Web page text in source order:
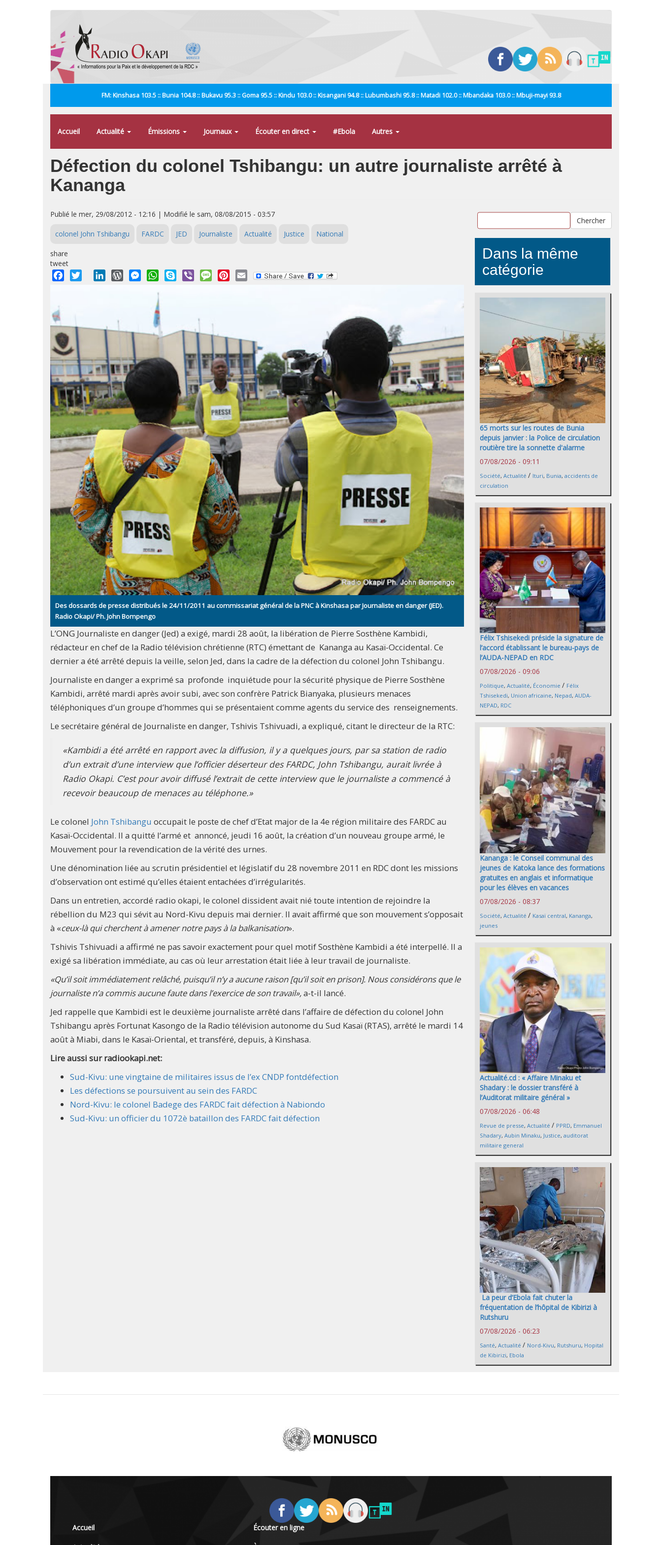
FM: Kinshasa 103.5 :: Bunia 104.8 :: Bukavu 95.3 :: Goma 95.5 :: Kindu 103.0 :: Kisangani 94.8 :: Lubumbashi 95.8 :: Matadi 102.0 :: Mbandaka 103.0 :: Mbuji-mayi 93.8
Accueil Actualité Émissions Journaux Écouter en direct #Ebola Autres
Défection du colonel Tshibangu: un autre journaliste arrêté à
Kananga
Publié le mer, 29/08/2012 - 12:16 | Modifié le sam, 08/08/2015 - 03:57
colonel John Tshibangu FARDC JED Journaliste Actualité Justice National
share
tweet
Facebook
Twitter LinkedInWordPressMessengerWhatsApp
Skype Viber MessagePinterest
Email
Des dossards de presse distribués le 24/11/2011 au commissariat général de la PNC à Kinshasa par Journaliste en danger (JED).
Radio Okapi/ Ph. John Bompengo
L’ONG Journaliste en danger (Jed) a exigé, mardi 28 août, la libération de Pierre Sosthène Kambidi,
rédacteur en chef de la Radio télévision chrétienne (RTC) émettant de Kananga au Kasaï-Occidental. Ce
dernier a été arrêté depuis la veille, selon Jed, dans la cadre de la défection du colonel John Tshibangu.
Journaliste en danger a exprimé sa profonde inquiétude pour la sécurité physique de Pierre Sosthène
Kambidi, arrêté mardi après avoir subi, avec son confrère Patrick Bianyaka, plusieurs menaces
téléphoniques d’un groupe d’hommes qui se présentaient comme agents du service des renseignements.
Le secrétaire général de Journaliste en danger, Tshivis Tshivuadi, a expliqué, citant le directeur de la RTC:
«Kambidi a été arrêté en rapport avec la diffusion, il y a quelques jours, par sa station de radio
d’un extrait d’une interview que l’officier déserteur des FARDC, John Tshibangu, aurait livrée à
Radio Okapi. C’est pour avoir diffusé l’extrait de cette interview que le journaliste a commencé à
recevoir beaucoup de menaces au téléphone.»
Le colonel John Tshibangu occupait le poste de chef d’Etat major de la 4e région militaire des FARDC au
Kasaï-Occidental. Il a quitté l’armé et annoncé, jeudi 16 août, la création d’un nouveau groupe armé, le
Mouvement pour la revendication de la vérité des urnes.
Une dénomination liée au scrutin présidentiel et législatif du 28 novembre 2011 en RDC dont les missions
d’observation ont estimé qu’elles étaient entachées d’irrégularités.
Dans un entretien, accordé radio okapi, le colonel dissident avait nié toute intention de rejoindre la
rébellion du M23 qui sévit au Nord-Kivu depuis mai dernier. Il avait affirmé que son mouvement s’opposait
à «ceux-là qui cherchent à amener notre pays à la balkanisation».
Tshivis Tshivuadi a affirmé ne pas savoir exactement pour quel motif Sosthène Kambidi a été interpellé. Il a
exigé sa libération immédiate, au cas où leur arrestation était liée à leur travail de journaliste.
«Qu’il soit immédiatement relâché, puisqu’il n’y a aucune raison [qu’il soit en prison]. Nous considérons que le
journaliste n’a commis aucune faute dans l’exercice de son travail»,a-t-il lancé.
Jed rappelle que Kambidi est le deuxième journaliste arrêté dans l’affaire de défection du colonel John
Tshibangu après Fortunat Kasongo de la Radio télévision autonome du Sud Kasaï (RTAS), arrêté le mardi 14
août à Miabi, dans le Kasaï-Oriental, et transféré, depuis, à Kinshasa.
Lire aussi sur radiookapi.net:
Sud-Kivu: une vingtaine de militaires issus de l’ex CNDP fontdéfection
Les défections se poursuivent au sein des FARDC
Nord-Kivu: le colonel Badege des FARDC fait défection à Nabiondo
Sud-Kivu: un officier du 1072è bataillon des FARDC fait défection
Chercher
Dans la même
catégorie
65 morts sur les routes de Bunia
depuis janvier : la Police de circulation
routière tire la sonnette d'alarme
07/08/2026 - 09:11
Société, Actualité / Ituri, Bunia, accidents de
circulation
Félix Tshisekedi préside la signature de
l’accord établissant le bureau-pays de
l’AUDA-NEPAD en RDC
07/08/2026 - 09:06
Politique, Actualité, Économie / Félix
Tshisekedi, Union africaine, Nepad, AUDA-
NEPAD, RDC
Kananga : le Conseil communal des
jeunes de Katoka lance des formations
gratuites en anglais et informatique
pour les élèves en vacances
07/08/2026 - 08:37
Société, Actualité / Kasaï central, Kananga,
jeunes
Actualité.cd : « Affaire Minaku et
Shadary : le dossier transféré à
l’Auditorat militaire général »
07/08/2026 - 06:48
Revue de presse, Actualité / PPRD, Emmanuel
Shadary, Aubin Minaku, Justice, auditorat
militaire general
La peur d’Ebola fait chuter la
fréquentation de l’hôpital de Kibirizi à
Rutshuru
07/08/2026 - 06:23
Santé, Actualité / Nord-Kivu, Rutshuru, Hopital
de Kibirizi, Ebola
Accueil Écouter en ligne